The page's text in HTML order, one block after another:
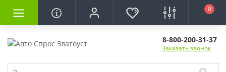
0
8-800-200-31-37
Заказать звонок